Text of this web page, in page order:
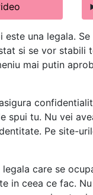
este una legala.
si se vor stabili
mai putin
spui tu. Nu vei
Pe site-
care se
in ceea ce fac.